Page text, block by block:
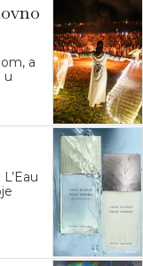
a
u